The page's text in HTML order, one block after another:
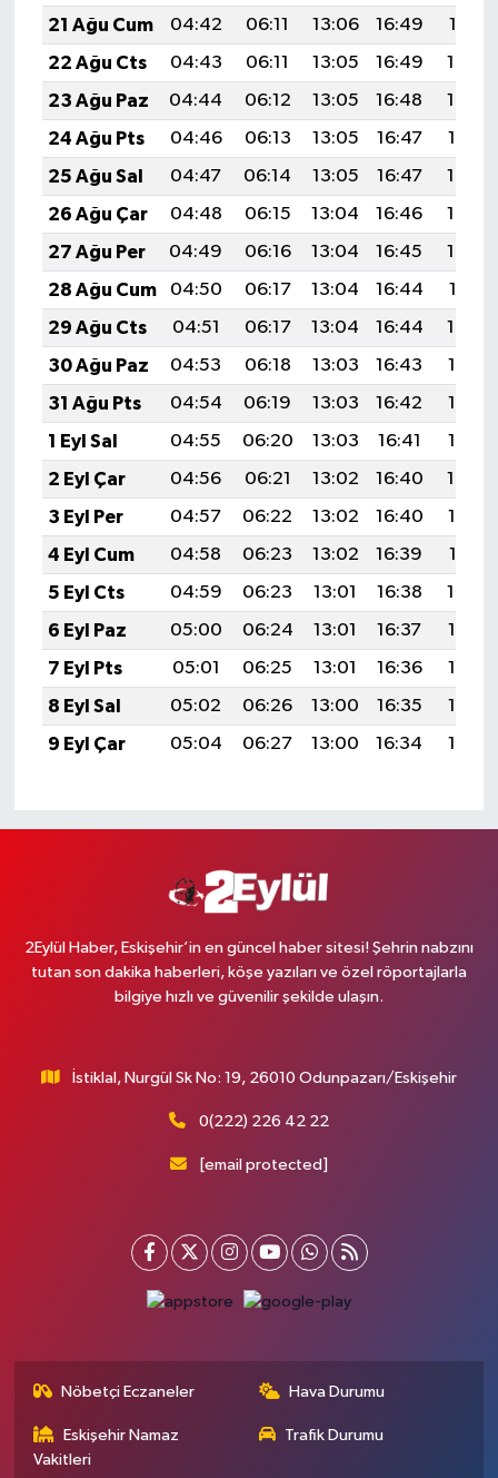
21 Ağu Cum
04:42 06:11 13:06 16:49
19:51
22 Ağu Cts
04:43 06:11 13:05 16:49
19:50
23 Ağu Paz
04:44 06:12 13:05 16:48
19:48
24 Ağu Pts
04:46 06:13 13:05 16:47
19:47
25 Ağu Sal
04:47 06:14 13:05 16:47
19:45
26 Ağu Çar
04:48 06:15 13:04 16:46
19:44
27 Ağu Per
04:49 06:16 13:04 16:45
19:42
28 Ağu Cum
04:50 06:17 13:04 16:44
19:41
29 Ağu Cts
04:51 06:17 13:04 16:44
19:40
30 Ağu Paz
04:53 06:18 13:03 16:43
19:38
31 Ağu Pts
04:54 06:19 13:03 16:42
19:37
1 Eyl Sal
04:55 06:20 13:03 16:41
19:35
2 Eyl Çar
04:56 06:21 13:02 16:40
19:34
3 Eyl Per
04:57 06:22 13:02 16:40
19:32
4 Eyl Cum
04:58 06:23 13:02 16:39
19:31
5 Eyl Cts
04:59 06:23 13:01 16:38
19:29
6 Eyl Paz
05:00 06:24 13:01 16:37
19:28
7 Eyl Pts
05:01 06:25 13:01 16:36
19:26
8 Eyl Sal
05:02 06:26 13:00 16:35
19:25
9 Eyl Çar
05:04 06:27 13:00 16:34 19:23
2Eylül Haber, Eskişehir’in en güncel haber sitesi! Şehrin nabzını
tutan son dakika haberleri, köşe yazıları ve özel röportajlarla
bilgiye hızlı ve güvenilir şekilde ulaşın.
İstiklal, Nurgül Sk No: 19, 26010 Odunpazarı/Eskişehir
0(222) 226 42 22
[email protected]
Nöbetçi Eczaneler Hava Durumu
Eskişehir Namaz
Vakitleri
Trafik Durumu